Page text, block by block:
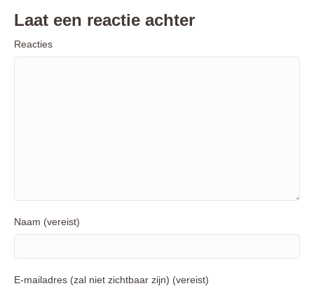
Laat een reactie achter
Reacties
Naam (vereist)
E-mailadres (zal niet zichtbaar zijn) (vereist)